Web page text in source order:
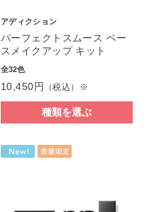
アディクション
パーフェクトスムース ベー
スメイクアップ キット
全32色
10,450円 （税込）※
種類を選ぶ